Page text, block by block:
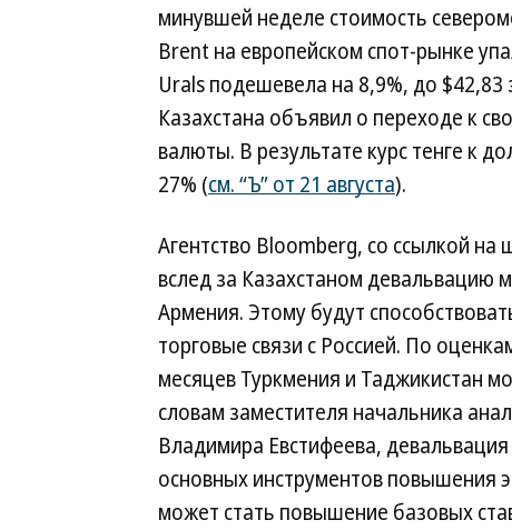
минувшей неделе стоимость
Brent на европейском спот-рынке
Urals подешевела на 8,9%, до
Казахстана объявил о переходе к
валюты. В результате курс тенге к
27% (см. “Ъ” от 21 августа).
Агентство Bloomberg, со ссылкой на
вслед за Казахстаном девальвацию
Армения. Этому будут
торговые связи с Россией. По
месяцев Туркмения и Таджикистан
словам заместителя начальника
Владимира Евстифеева,
основных инструментов
может стать повышение базовых